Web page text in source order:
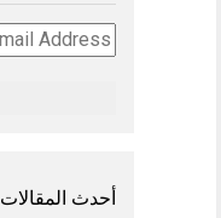
Email
Address
أحدث المقالات